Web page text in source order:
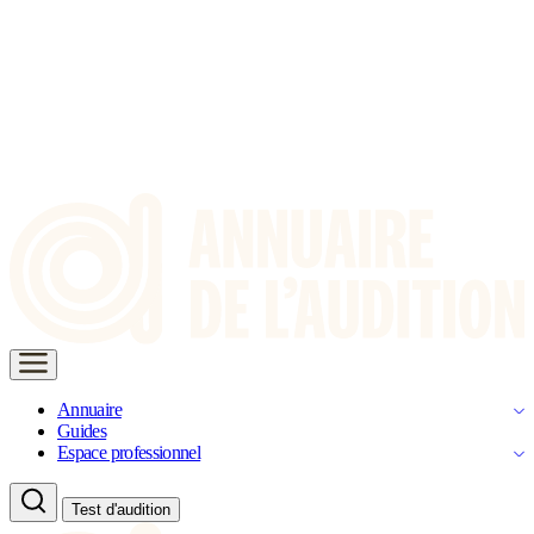
Annuaire
Guides
Espace professionnel
Test d'audition